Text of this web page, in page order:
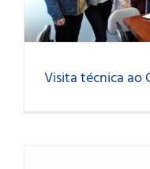
Visita técnica ao